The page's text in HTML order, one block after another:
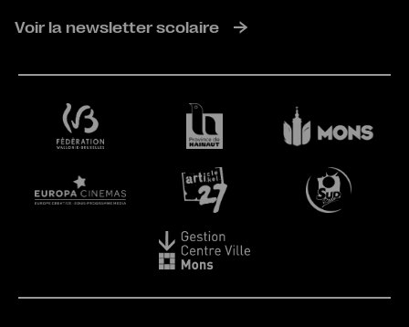
Voir la newsletter scolaire